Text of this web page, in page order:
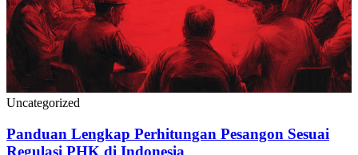
Uncategorized
Panduan Lengkap Perhitungan Pesangon Sesuai
Regulasi PHK di Indonesia